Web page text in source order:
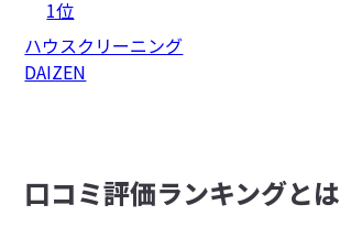
1位
ハウスクリーニング
DAIZEN
⼝コミ評価ランキングとは